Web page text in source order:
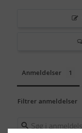
Anmeldelser
Filtrer anmeldelser